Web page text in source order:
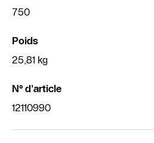
750
Poids
25,81 kg
N° d'article
12110990